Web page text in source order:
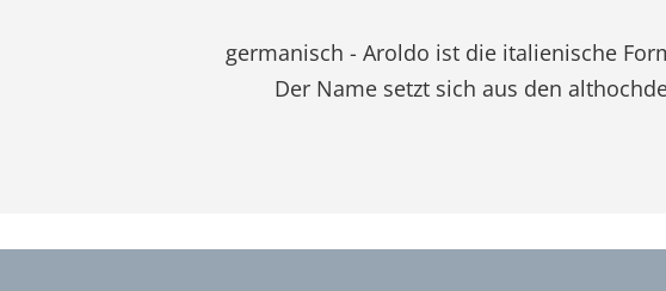
germanisch - Aroldo ist die italienische
Der Name setzt sich aus den